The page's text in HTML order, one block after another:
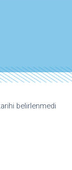
belirlenmedi